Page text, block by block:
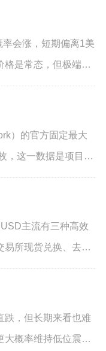
会涨，短期偏离1美
格是常态，但极端信
期脱锚风
）的官方固定最大
，这一数据是项目主
主流有三种高效
易所现货兑换、去中
跨链流动
跌，但长期来看也难
大概率维持低位震